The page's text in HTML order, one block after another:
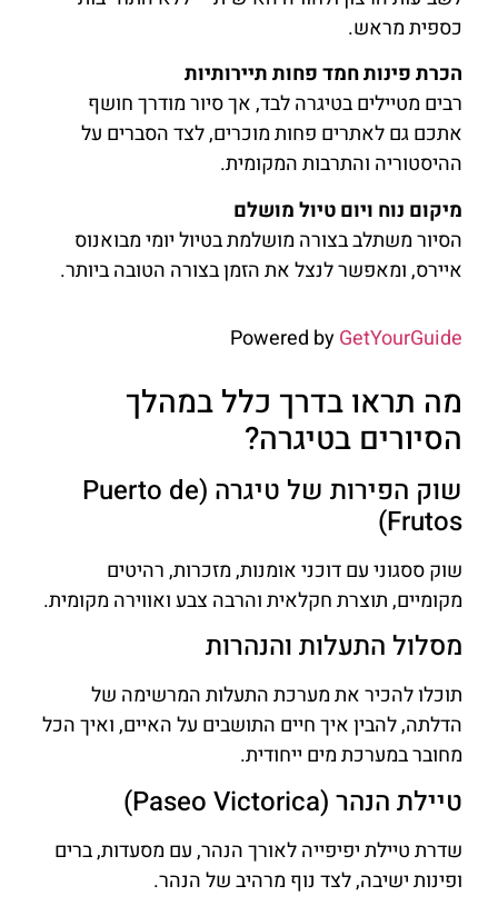
כספית מראש.
הכרת פינות חמד פחות תיירותיות
רבים מטיילים בטיגרה לבד, אך סיור מודרך חושף
אתכם גם לאתרים פחות מוכרים, לצד הסברים על
ההיסטוריה והתרבות המקומית.
מיקום נוח ויום טיול מושלם
הסיור משתלב בצורה מושלמת בטיול יומי מבואנוס
איירס, ומאפשר לנצל את הזמן בצורה הטובה ביותר.
Powered byGetYourGuide
מה תראו בדרך כלל במהלך
הסיורים בטיגרה?
שוק הפירות של טיגרה (Puerto de
Frutos)
שוק ססגוני עם דוכני אומנות, מזכרות, רהיטים
מקומיים, תוצרת חקלאית והרבה צבע ואווירה מקומית.
מסלול התעלות והנהרות
תוכלו להכיר את מערכת התעלות המרשימה של
הדלתה, להבין איך חיים התושבים על האיים, ואיך הכל
מחובר במערכת מים ייחודית.
טיילת הנהר (Paseo Victorica)
שדרת טיילת יפיפייה לאורך הנהר, עם מסעדות, ברים
ופינות ישיבה, לצד נוף מרהיב של הנהר.